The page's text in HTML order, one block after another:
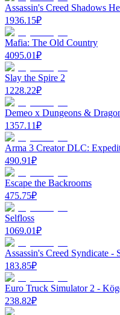
Assassin's Creed Shadows
1936.15₽
Mafia: The Old Country
4095.01₽
Slay the Spire 2
1228.22₽
Demeo x Dungeons &
1357.11₽
Arma 3 Creator DLC:
490.91₽
Escape the Backrooms
475.75₽
Selfloss
1069.01₽
Assassin's Creed Syndicate -
183.85₽
Euro Truck Simulator 2 -
238.82₽